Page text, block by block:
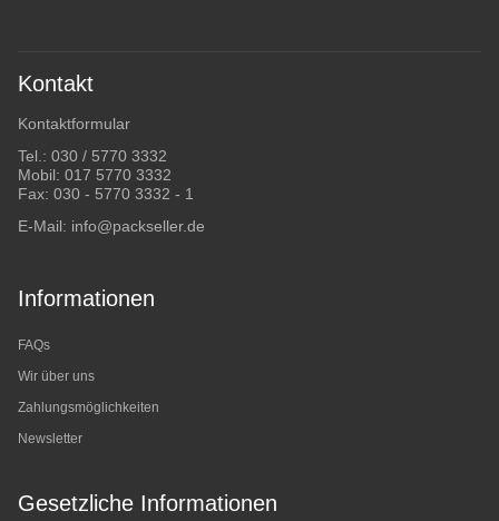
Kontakt
Kontaktformular
Tel.: 030 / 5770 3332
Mobil: 017 5770 3332
Fax: 030 - 5770 3332 - 1
E-Mail: info@packseller.de
Informationen
FAQs
Wir über uns
Zahlungsmöglichkeiten
Newsletter
Gesetzliche Informationen